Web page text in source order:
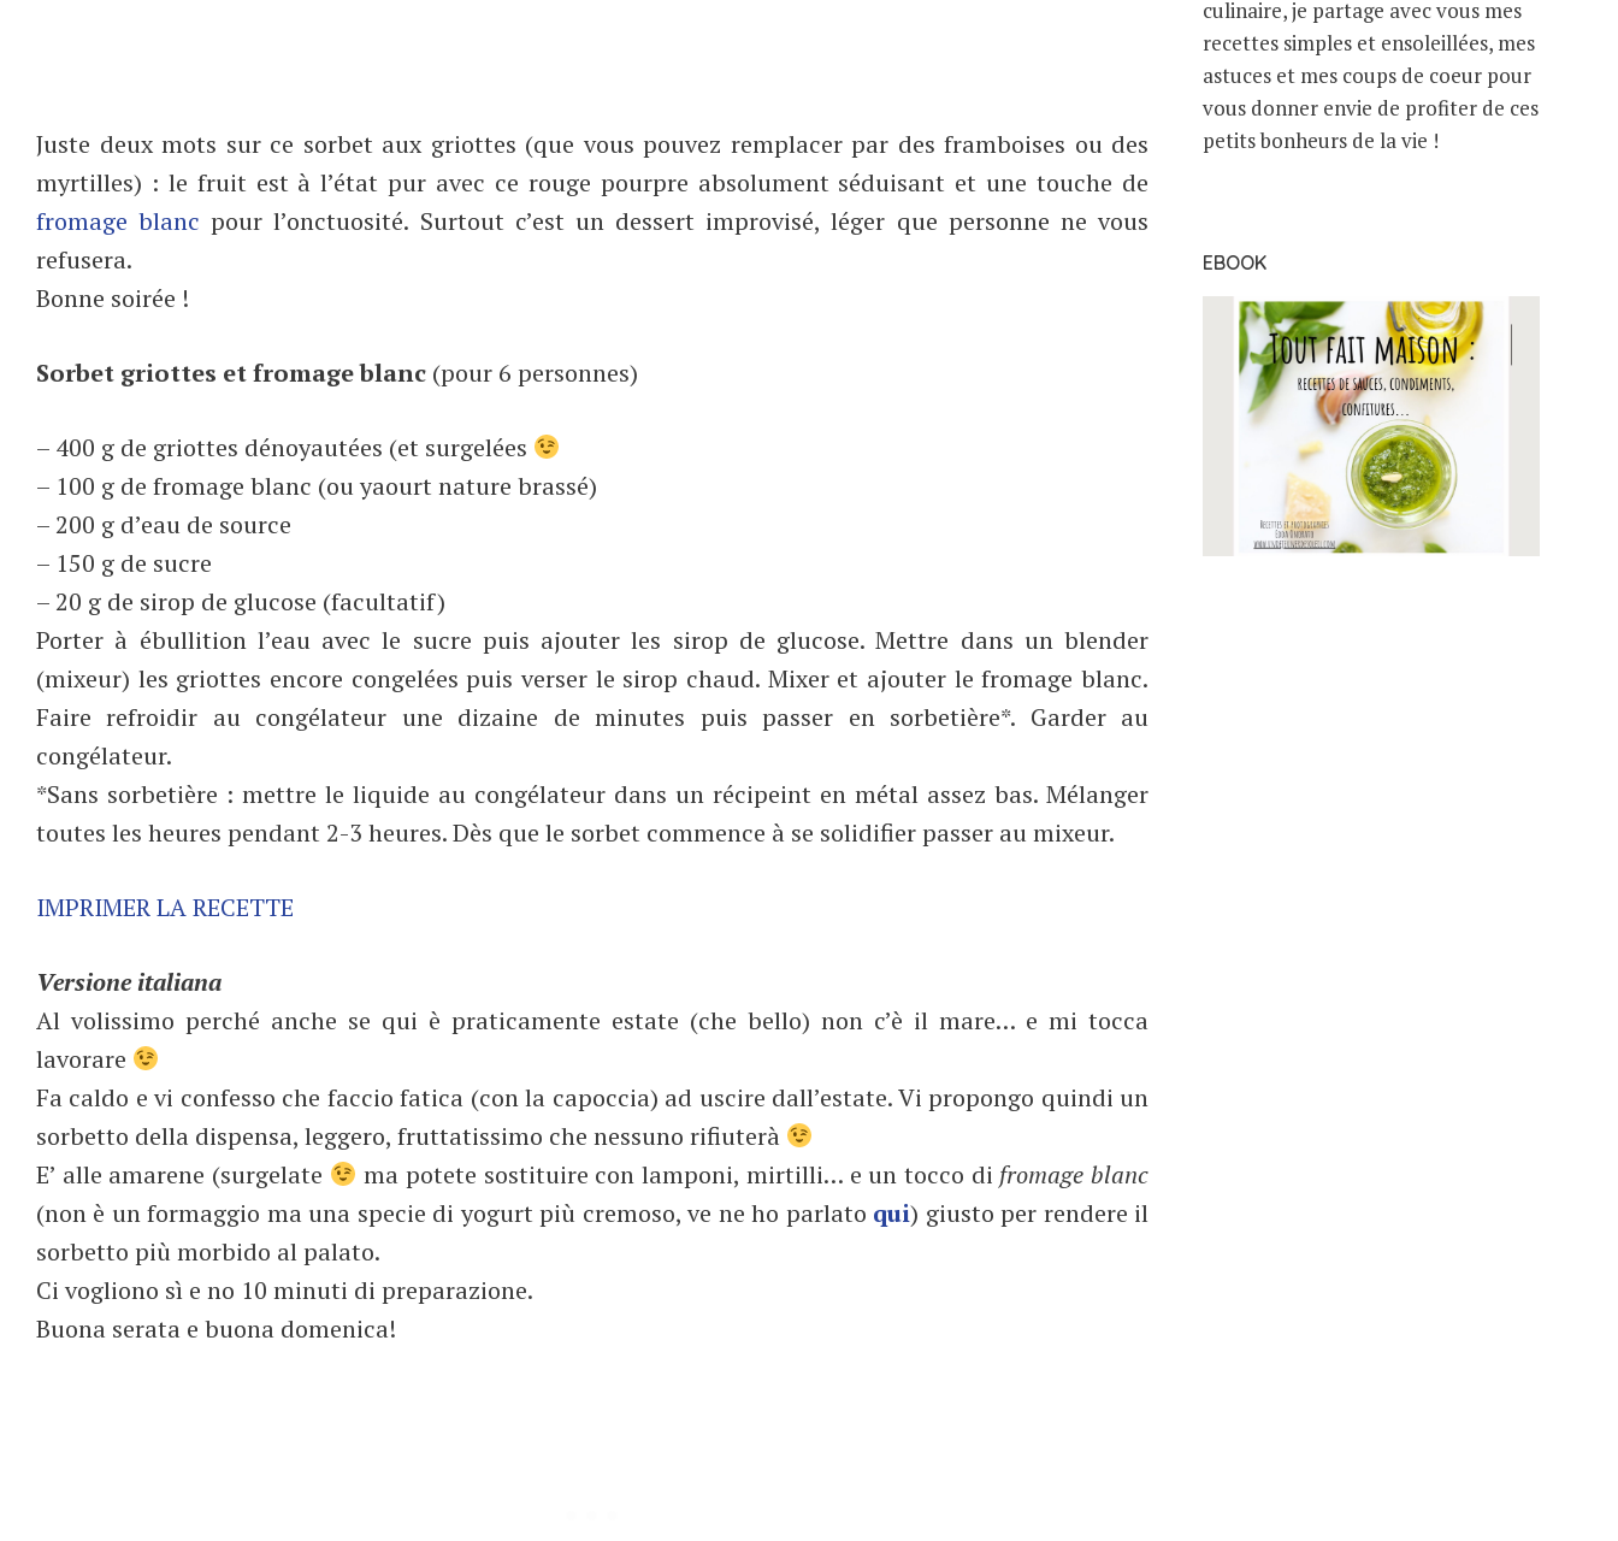
Juste deux mots sur ce sorbet aux griottes (que vous pouvez remplacer par des framboises ou des
myrtilles) : le fruit est à l’état pur avec ce rouge pourpre absolument séduisant et une touche de
fromage blanc pour l’onctuosité. Surtout c’est un dessert improvisé, léger que personne ne vous
refusera.
Bonne soirée !
Sorbet griottes et fromage blanc (pour 6 personnes)
– 400 g de griottes dénoyautées (et surgelées
– 100 g de fromage blanc (ou yaourt nature brassé)
– 200 g d’eau de source
– 150 g de sucre
– 20 g de sirop de glucose (facultatif)
Porter à ébullition l’eau avec le sucre puis ajouter les sirop de glucose. Mettre dans un blender
(mixeur) les griottes encore congelées puis verser le sirop chaud. Mixer et ajouter le fromage blanc.
Faire refroidir au congélateur une dizaine de minutes puis passer en sorbetière*. Garder au
congélateur.
*Sans sorbetière : mettre le liquide au congélateur dans un récipeint en métal assez bas. Mélanger
toutes les heures pendant 2-3 heures. Dès que le sorbet commence à se solidifier passer au mixeur.
IMPRIMER LA RECETTE
Versione italiana
Al volissimo perché anche se qui è praticamente estate (che bello) non c’è il mare… e mi tocca
lavorare
Fa caldo e vi confesso che faccio fatica (con la capoccia) ad uscire dall’estate. Vi propongo quindi un
sorbetto della dispensa, leggero, fruttatissimo che nessuno rifiuterà
E’ alle amarene (surgelate
ma potete sostituire con lamponi, mirtilli… e un tocco di fromage blanc
(non è un formaggio ma una specie di yogurt più cremoso, ve ne ho parlato qui) giusto per rendere il
sorbetto più morbido al palato.
Ci vogliono sì e no 10 minuti di preparazione.
Buona serata e buona domenica!
culinaire, je partage avec vous mes
recettes simples et ensoleillées, mes
astuces et mes coups de coeur pour
vous donner envie de profiter de ces
petits bonheurs de la vie !
EBOOK